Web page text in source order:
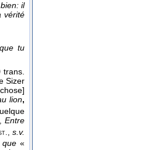
il
vérité
tu
trans.
Sizer
lion,
Entre
s.v.
que«